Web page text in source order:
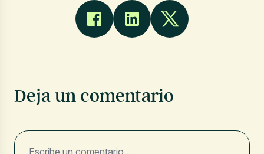
Deja un comentario